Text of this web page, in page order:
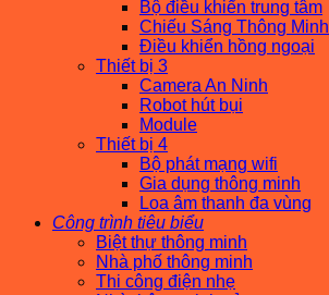
Bộ điều khiển trung tâm
Chiếu Sáng Thông Minh
Điều khiển hồng ngoại
Thiết bị 3
Camera An Ninh
Robot hút bụi
Module
Thiết bị 4
Bộ phát mạng wifi
Gia dụng thông minh
Loa âm thanh đa vùng
Công trình tiêu biểu
Biệt thự thông minh
Nhà phố thông minh
Thi công điện nhẹ